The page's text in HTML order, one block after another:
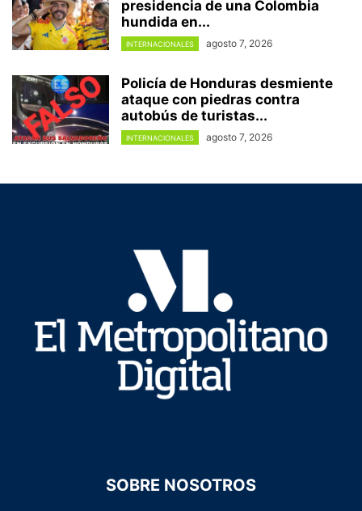
presidencia de una Colombia
hundida en...
INTERNACIONALES agosto 7, 2026
Policía de Honduras desmiente
ataque con piedras contra
autobús de turistas...
INTERNACIONALES agosto 7, 2026
SOBRE NOSOTROS